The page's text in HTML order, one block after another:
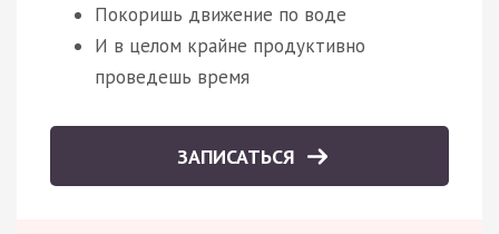
Покоришь движение по воде
И в целом крайне продуктивно
проведешь время
ЗАПИСАТЬСЯ